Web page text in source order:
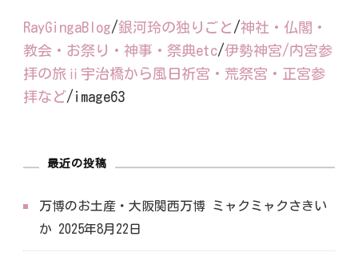
RayGingaBlog/銀河玲の独りごと /神社・仏閣・
教会・お祭り・神事・祭典etc/伊勢神宮/内宮参
拝の旅ⅱ宇治橋から風日祈宮・荒祭宮・正宮参
拝など/ image63
最近の投稿
万博のお土産・大阪関西万博 ミャクミャクさきい
か
2025年8月22日